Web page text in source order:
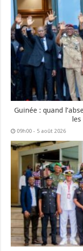
Guinée : quand
09h00 - 5 août 2026